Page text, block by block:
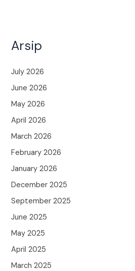
Arsip
July 2026
June 2026
May 2026
April 2026
March 2026
February 2026
January 2026
December 2025
September 2025
June 2025
May 2025
April 2025
March 2025